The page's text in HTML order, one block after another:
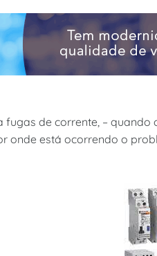
fugas de corrente, –
onde está ocorrendo o